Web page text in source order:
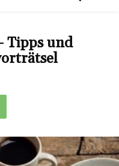
Tipps und